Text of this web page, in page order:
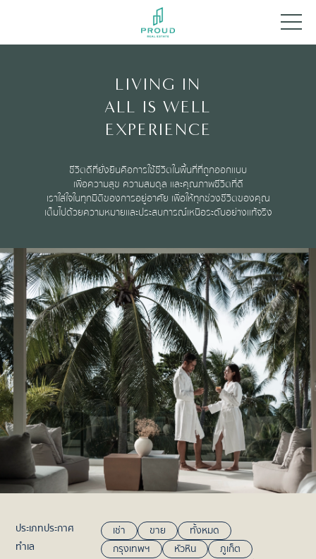
LIVING IN
ALL IS WELL
EXPERIENCE
ชีวิตดีที่ยั่งยืนคือการใช้ชีวิตในพื้นที่ที่ถูกออกแบบ
เพื่อความสุข ความสมดุล และคุณภาพชีวิตที่ดี
เราใส่ใจในทุกมิติของการอยู่อาศัย เพื่อให้ทุกช่วงชีวิตของคุณ
เต็มไปด้วยความหมายและประสบการณ์เหนือระดับอย่างแท้จริง​
ประเภทประกาศ เช่า ขาย
ทั้งหมด
ทำเล
กรุงเทพฯ หัวหิน
ภูเก็ต